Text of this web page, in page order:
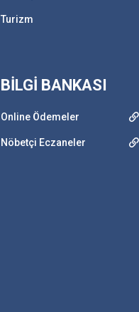
Turizm
BİLGİ BANKASI
Online Ödemeler
Nöbetçi Eczaneler